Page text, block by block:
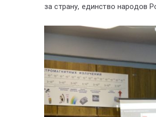
за страну, единство народов